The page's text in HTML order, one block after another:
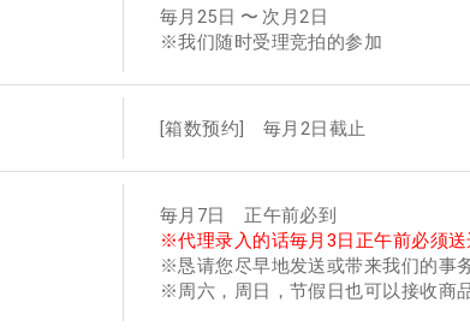
毎月25日 〜 次月2日
※我们随时受理竞拍的参加
[箱数预约] 毎月2日截止
毎月7日 正午前必到
※代理录入的话毎月3日正午前必须送
※恳请您尽早地发送或带来我们的事
※周六，周日，节假日也可以接收商